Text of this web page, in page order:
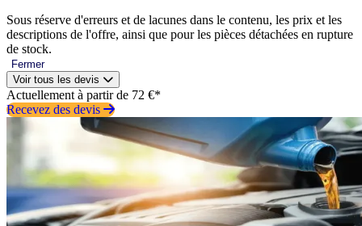
Sous réserve d'erreurs et de lacunes dans le contenu, les prix et les
descriptions de l'offre, ainsi que pour les pièces détachées en rupture
de stock.
Fermer
Voir tous les devis
Actuellement à partir de 72 €*
Recevez des devis